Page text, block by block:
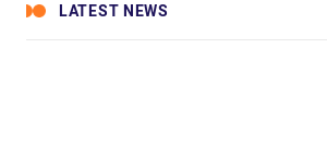
LATEST NEWS